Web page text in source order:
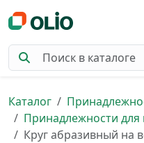
Каталог
Принадлежности
Круг абразивный на